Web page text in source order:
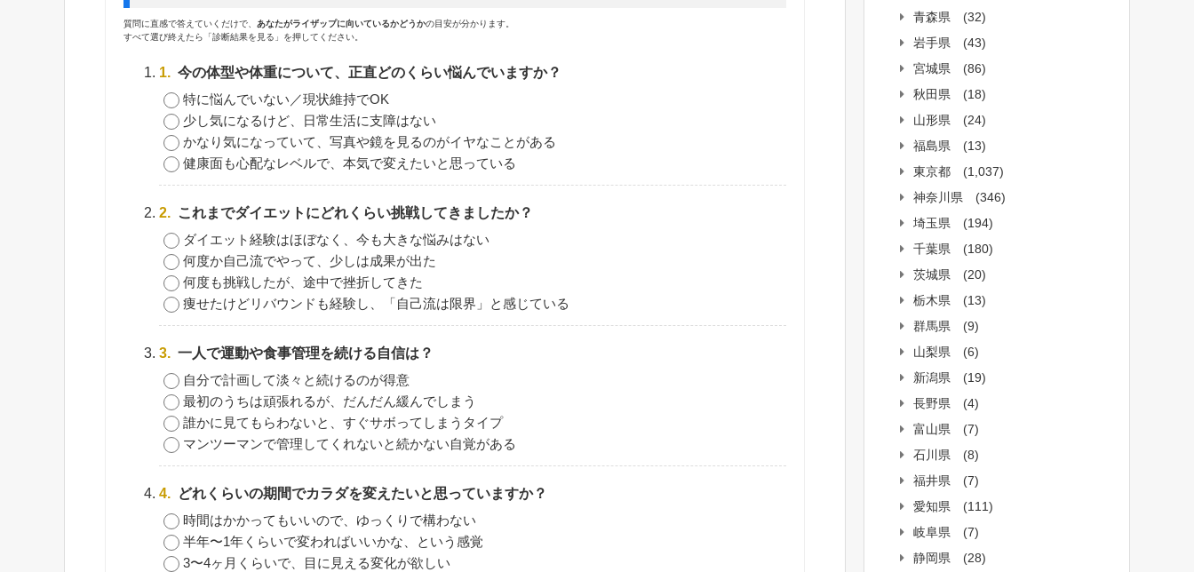
質問に直感で答えていくだけで、 あなたがライザップに向いているかどうかの目安が分かります。
すべて選び終えたら「診断結果を見る」を押してください。
1. 今の体型や体重について、正直どのくらい悩んでいますか？
特に悩んでいない／現状維持でOK
少し気になるけど、日常生活に支障はない
かなり気になっていて、写真や鏡を見るのがイヤなことがある
健康面も心配なレベルで、本気で変えたいと思っている
2. これまでダイエットにどれくらい挑戦してきましたか？
ダイエット経験はほぼなく、今も大きな悩みはない
何度か自己流でやって、少しは成果が出た
何度も挑戦したが、途中で挫折してきた
痩せたけどリバウンドも経験し、「自己流は限界」と感じている
3. 一人で運動や食事管理を続ける自信は？
自分で計画して淡々と続けるのが得意
最初のうちは頑張れるが、だんだん緩んでしまう
誰かに見てもらわないと、すぐサボってしまうタイプ
マンツーマンで管理してくれないと続かない自覚がある
4. どれくらいの期間でカラダを変えたいと思っていますか？
時間はかかってもいいので、ゆっくりで構わない
半年〜1年くらいで変わればいいかな、という感覚
3〜4ヶ月くらいで、目に見える変化が欲しい
青森県
(32)
岩手県
(43)
宮城県
(86)
秋田県
(18)
山形県
(24)
福島県
(13)
東京都
(1,037)
神奈川県
(346)
埼玉県
(194)
千葉県
(180)
茨城県
(20)
栃木県
(13)
群馬県
(9)
山梨県
(6)
新潟県
(19)
長野県
(4)
富山県
(7)
石川県
(8)
福井県
(7)
愛知県
(111)
岐阜県
(7)
静岡県
(28)